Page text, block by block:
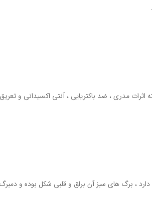
مدری ، ضد باکتریایی ، آنتی اکسیدانی و